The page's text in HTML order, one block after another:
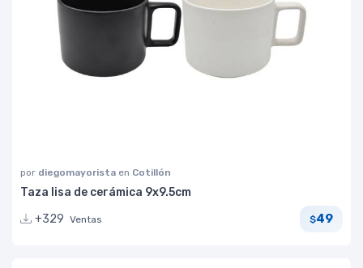
por diegomayorista en Cotillón
Taza lisa de cerámica 9x9.5cm
+329 Ventas $49